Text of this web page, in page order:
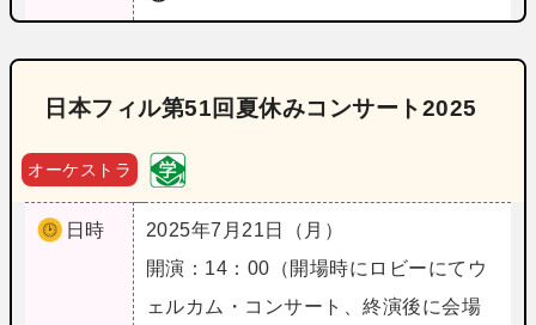
日本フィル第51回夏休みコンサート2025
オーケストラ
日時
2025年7月21日（月）
開演：14：00（開場時にロビーにてウ
ェルカム・コンサート、終演後に会場